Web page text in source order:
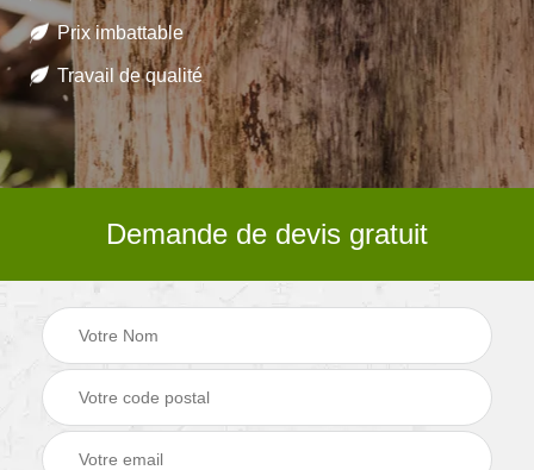
Prix imbattable
Travail de qualité
Demande de devis gratuit